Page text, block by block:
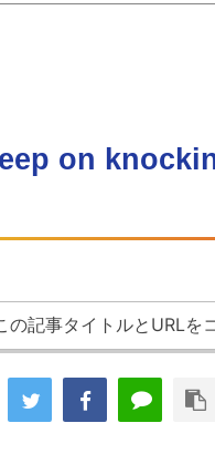
on
の記事タイトルとURLを